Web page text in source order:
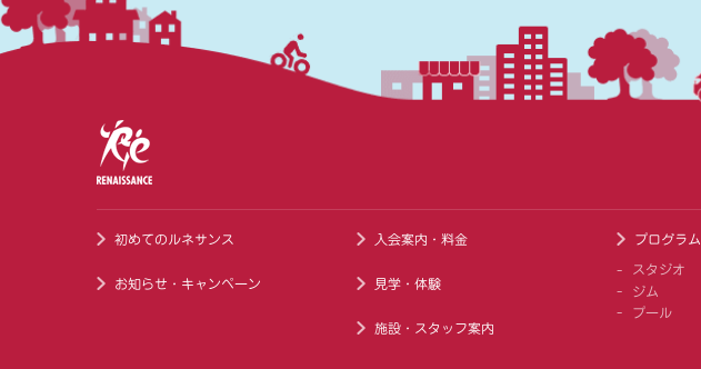
初めてのルネサンス
お知らせ・キャンペーン
入会案内・料金
見学・体験
施設・スタッフ案内
プログラム
スタジオ
ジム
プール